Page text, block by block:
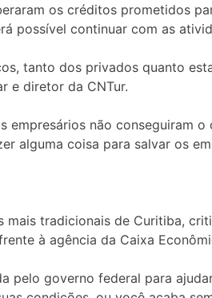
os créditos prometidos
possível continuar com as
tanto dos privados quanto
e diretor da CNTur.
empresários não conseguiram
alguma coisa para salvar os
tradicionais de Curitiba,
à agência da Caixa
governo federal para